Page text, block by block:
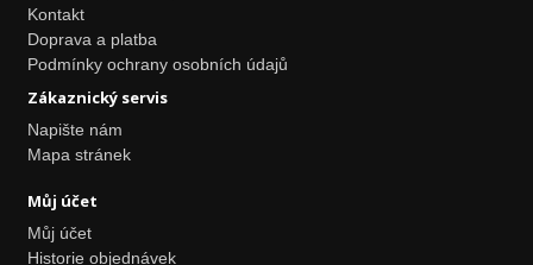
Kontakt
Doprava a platba
Podmínky ochrany osobních údajů
Zákaznický servis
Napište nám
Mapa stránek
Můj účet
Můj účet
Historie objednávek